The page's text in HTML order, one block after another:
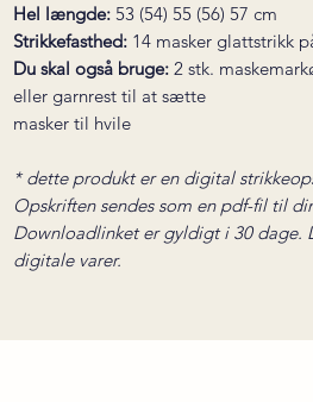
Hel længde: 53 (54) 55 (56) 57 cm
Strikkefasthed: 14 masker glattstrikk
Du skal også bruge: 2 stk.
eller garnrest til at sætte
masker til hvile
* dette produkt er en digital
Opskriften sendes som en pdf-fil til
Downloadlinket er gyldigt i 30 dage.
digitale varer.